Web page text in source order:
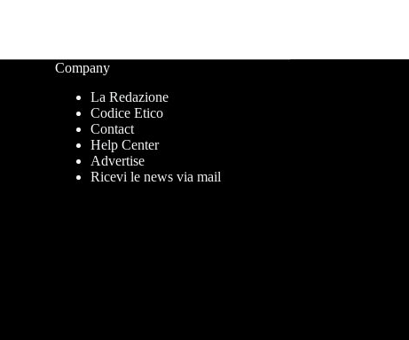
Company
La Redazione
Codice Etico
Contact
Help Center
Advertise
Ricevi le news via mail